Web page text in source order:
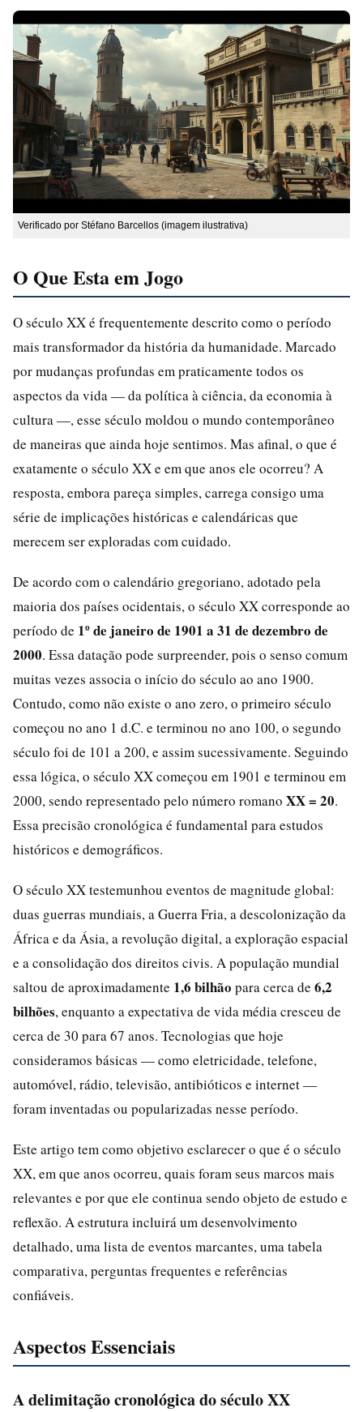
Verificado por Stéfano Barcellos (imagem ilustrativa)
O Que Esta em Jogo
O século XX é frequentemente descrito como o período
mais transformador da história da humanidade. Marcado
por mudanças profundas em praticamente todos os
aspectos da vida — da política à ciência, da economia à
cultura —, esse século moldou o mundo contemporâneo
de maneiras que ainda hoje sentimos. Mas afinal, o que é
exatamente o século XX e em que anos ele ocorreu? A
resposta, embora pareça simples, carrega consigo uma
série de implicações históricas e calendáricas que
merecem ser exploradas com cuidado.
De acordo com o calendário gregoriano, adotado pela
maioria dos países ocidentais, o século XX corresponde ao
período de 1º de janeiro de 1901 a 31 de dezembro de
2000. Essa datação pode surpreender, pois o senso comum
muitas vezes associa o início do século ao ano 1900.
Contudo, como não existe o ano zero, o primeiro século
começou no ano 1 d.C. e terminou no ano 100, o segundo
século foi de 101 a 200, e assim sucessivamente. Seguindo
essa lógica, o século XX começou em 1901 e terminou em
2000, sendo representado pelo número romano XX = 20.
Essa precisão cronológica é fundamental para estudos
históricos e demográficos.
O século XX testemunhou eventos de magnitude global:
duas guerras mundiais, a Guerra Fria, a descolonização da
África e da Ásia, a revolução digital, a exploração espacial
e a consolidação dos direitos civis. A população mundial
saltou de aproximadamente 1,6 bilhão para cerca de 6,2
bilhões, enquanto a expectativa de vida média cresceu de
cerca de 30 para 67 anos. Tecnologias que hoje
consideramos básicas — como eletricidade, telefone,
automóvel, rádio, televisão, antibióticos e internet —
foram inventadas ou popularizadas nesse período.
Este artigo tem como objetivo esclarecer o que é o século
XX, em que anos ocorreu, quais foram seus marcos mais
relevantes e por que ele continua sendo objeto de estudo e
reflexão. A estrutura incluirá um desenvolvimento
detalhado, uma lista de eventos marcantes, uma tabela
comparativa, perguntas frequentes e referências
confiáveis.
Aspectos Essenciais
A delimitação cronológica do século XX